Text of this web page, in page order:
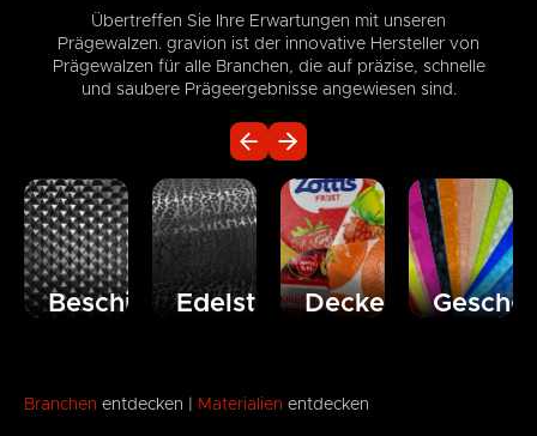
Übertreffen Sie Ihre Erwartungen mit unseren
Prägewalzen. gravion ist der innovative Hersteller von
Prägewalzen für alle Branchen, die auf präzise, schnelle
und saubere Prägeergebnisse angewiesen sind.
Beschichtungsindustrie
Von
Edelstahlindustrie
Die
vielfältig,
Deckelindustrie
Produzieren
unseren
Die
Branchen entdecken | Materialien entdecken